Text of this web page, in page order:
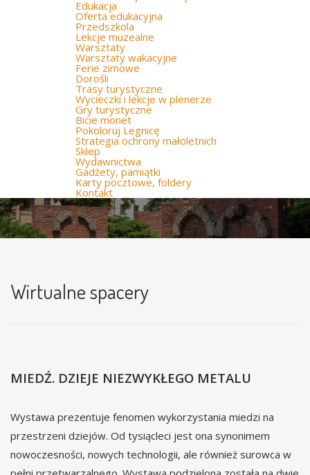
Edukacja
Oferta edukacyjna
Przedszkola
Lekcje muzealne
Warsztaty
Warsztaty wakacyjne
Ferie zimowe
Dorośli
Trasy turystyczne
Wycieczki i lekcje w plenerze
Gry turystyczne
Bicie monet
Pokoloruj Legnicę
Strategia ochrony małoletnich
Sklep
Wydawnictwa
Gadżety, pamiątki
Karty pocztowe, foldery
Kontakt
Wirtualne spacery
MIEDŹ. DZIEJE NIEZWYKŁEGO METALU
Wystawa prezentuje fenomen wykorzystania miedzi na
przestrzeni dziejów. Od tysiącleci jest ona synonimem
nowoczesności, nowych technologii, ale również surowca w